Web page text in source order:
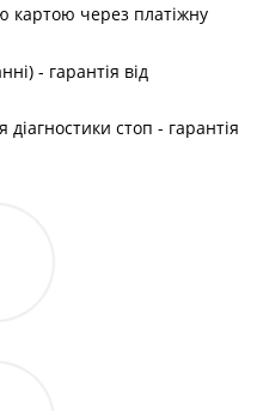
картою через платіжну
- гарантія від
стоп - гарантія